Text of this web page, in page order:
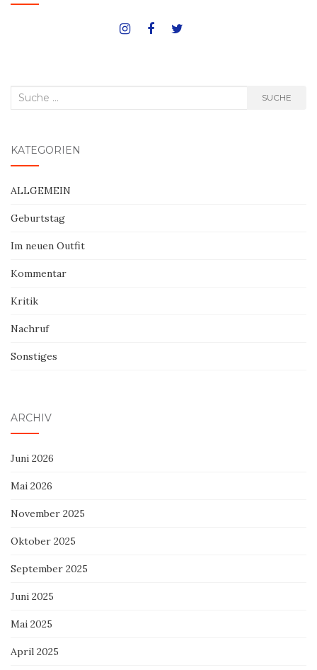
Suche
SUCHE
KATEGORIEN
ALLGEMEIN
Geburtstag
Im neuen Outfit
Kommentar
Kritik
Nachruf
Sonstiges
ARCHIV
Juni 2026
Mai 2026
November 2025
Oktober 2025
September 2025
Juni 2025
Mai 2025
April 2025